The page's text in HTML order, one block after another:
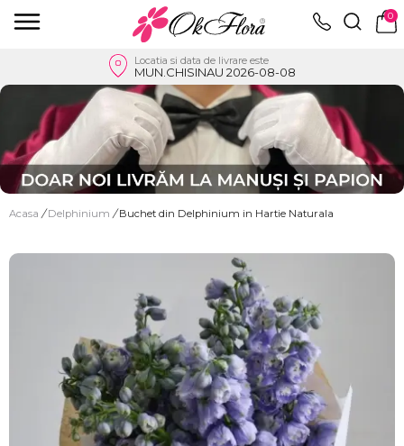
0
Locatia si data de livrare este
MUN.CHISINAU 2026-08-08
Acasa / Delphinium / Buchet din Delphinium in Hartie Naturala